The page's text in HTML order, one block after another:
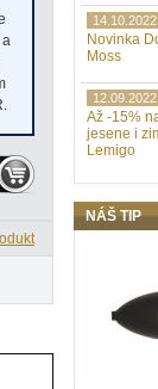
Novinka
Moss
Až -15%
jesene i
Lemigo
NÁŠ TIP